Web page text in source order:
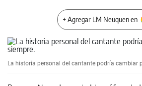
+ Agregar LM Neuquen en
La historia personal del cantante podría cambiar